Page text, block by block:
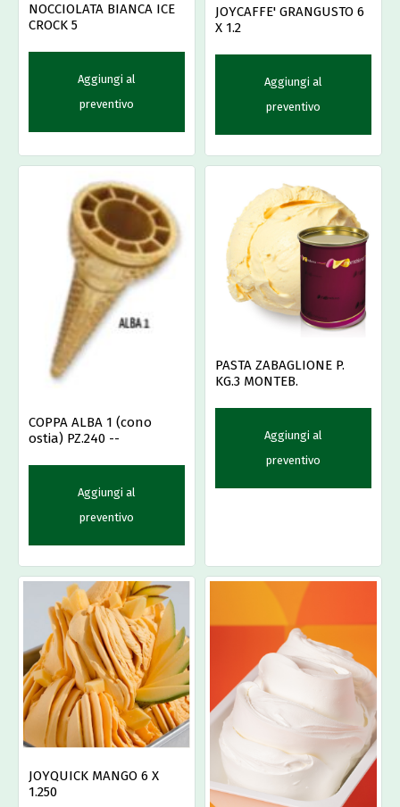
NOCCIOLATA BIANCA ICE
CROCK 5
Aggiungi al
preventivo
JOYCAFFE' GRANGUSTO 6
X 1.2
Aggiungi al
preventivo
COPPA ALBA 1 (cono
ostia) PZ.240 --
Aggiungi al
preventivo
PASTA ZABAGLIONE P.
KG.3 MONTEB.
Aggiungi al
preventivo
JOYQUICK MANGO 6 X
1.250